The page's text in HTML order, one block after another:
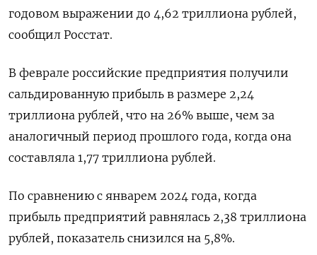
годовом выражении до 4,62 триллиона рублей,
сообщил Росстат.
В феврале российские предприятия получили
сальдированную прибыль в размере 2,24
триллиона рублей, что на 26% выше, чем за
аналогичный период прошлого года, когда она
составляла 1,77 триллиона рублей.
По сравнению с январем 2024 года, когда
прибыль предприятий равнялась 2,38 триллиона
рублей, показатель снизился на 5,8%.